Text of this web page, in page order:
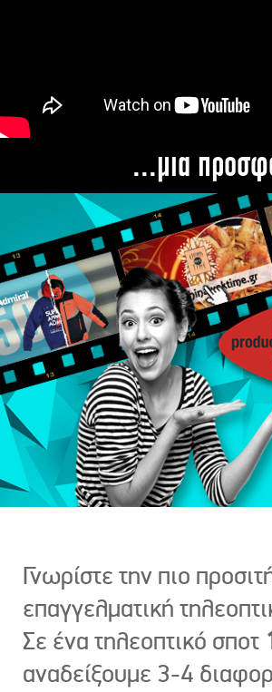
...μια
Γνωρίστε την πιο
επαγγελματική
Σε ένα τηλεοπτικό σποτ
αναδείξουμε 3-4